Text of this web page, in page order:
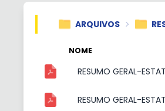
ARQUIVOS
NOME
RESUMO GERAL-
RESUMO GERAL-